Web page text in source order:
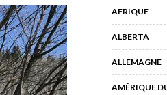
AFRIQUE
ALBERTA
ALLEMAGNE
AMÉRIQUE